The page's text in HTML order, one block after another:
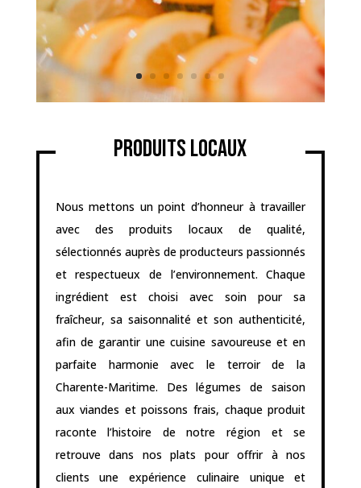
Produits locaux
Nous mettons un point d’honneur à travailler
sélectionnés auprès de producteurs passionnés
et respectueux de l’environnement. Chaque
ingrédient est choisi avec soin pour sa
fraîcheur, sa saisonnalité et son authenticité,
afin de garantir une cuisine savoureuse et en
parfaite harmonie avec le terroir de la
Charente-Maritime. Des légumes de saison
aux viandes et poissons frais, chaque produit
raconte l’histoire de notre région et se
retrouve dans nos plats pour offrir à nos
clients une expérience culinaire unique et
responsable. C’est notre manière de soutenir
les producteurs locaux tout en offrant à nos